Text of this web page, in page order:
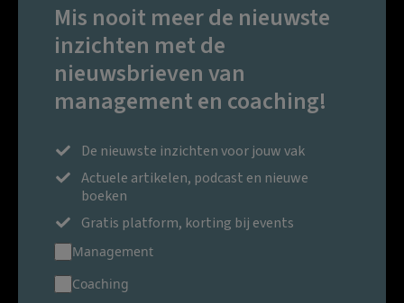
Mis nooit meer de nieuwste
inzichten met de
nieuwsbrieven van
management en coaching!
De nieuwste inzichten voor jouw vak
Actuele artikelen, podcast en nieuwe
boeken
Gratis platform, korting bij events
Management
Coaching